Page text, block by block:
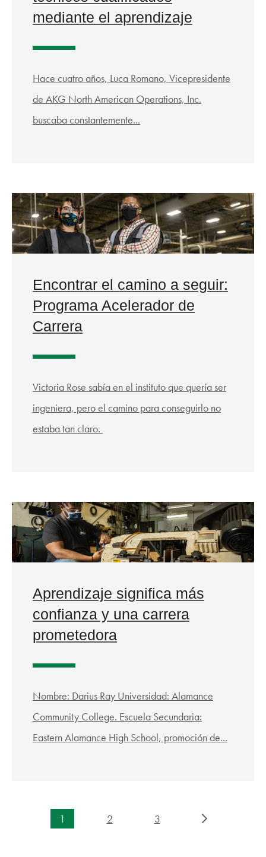
mediante el aprendizaje
Hace cuatro años, Luca Romano, Vicepresidente
de AKG North American Operations, Inc.
buscaba constantemente...
Encontrar el camino a seguir:
Programa Acelerador de
Carrera
Victoria Rose sabía en el instituto que quería ser
ingeniera, pero el camino para conseguirlo no
estaba tan claro.
Aprendizaje significa más
confianza y una carrera
prometedora
Nombre: Darius Ray Universidad: Alamance
Community College. Escuela Secundaria:
Eastern Alamance High School, promoción de...
1 2 3